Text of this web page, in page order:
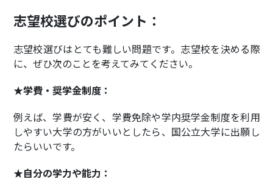
志望校選びのポイント：
志望校選びはとても難しい問題です。志望校を決める際
に、ぜひ次のことを考えてみてください。
★学費・奨学金制度：
例えば、学費が安く、学費免除や学内奨学金制度を利用
しやすい大学の方がいいとしたら、国公立大学に出願し
たらいいです。
★自分の学力や能力：